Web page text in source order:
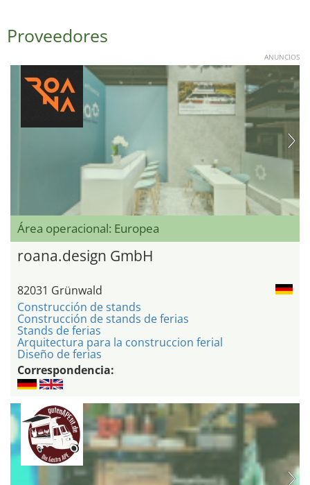
Proveedores
ANUNCIOS
Área operacional: Europea
roana.design GmbH
82031 Grünwald
Construcción de stands
Construcción de stands de ferias
Stands de ferias
Arquitectura para la construccion ferial
Diseño de ferias
Correspondencia: